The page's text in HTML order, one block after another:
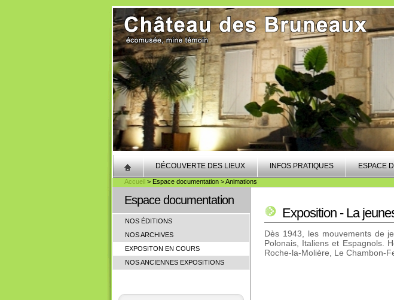
DÉCOUVERTE DES LIEUX INFOS PRATIQUES ESPACE
Accueil > Espace documentation > Animations
Espace documentation
NOS ÉDITIONS
NOS ARCHIVES
EXPOSITON EN COURS
NOS ANCIENNES EXPOSITIONS
Exposition - La
Dès 1943, les mouvements de
Polonais, Italiens et Espagnols.
Roche-la-Molière, Le Chambon-